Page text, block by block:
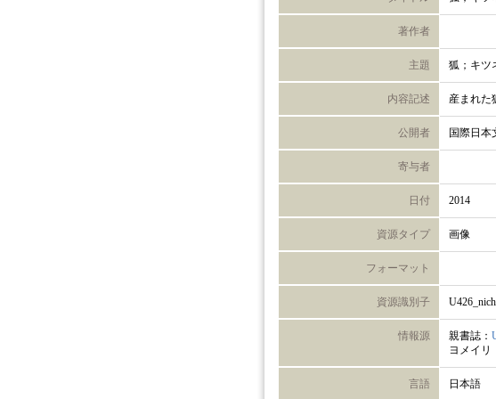
著作者
主題 狐；キツ
内容記述 産まれた
公開者 国際日本
寄与者
日付 2014
資源タイプ 画像
フォーマット
資源識別子
情報源 親書誌：
ヨメイリ
言語 日本語